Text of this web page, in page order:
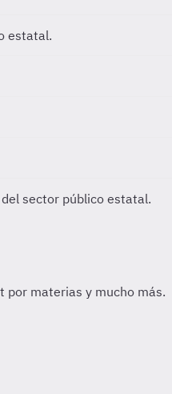
estatal.
sector público estatal.